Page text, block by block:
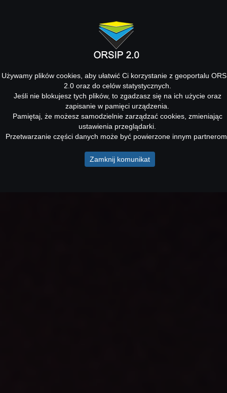
Używamy plików cookies, aby ułatwić Ci korzystanie z geoportalu
2.0 oraz do celów statystycznych.
Jeśli nie blokujesz tych plików, to zgadzasz się na ich użycie oraz
zapisanie w pamięci urządzenia.
Pamiętaj, że możesz samodzielnie zarządzać cookies, zmieniając
ustawienia przeglądarki.
Przetwarzanie części danych może być powierzone innym
Zamknij komunikat